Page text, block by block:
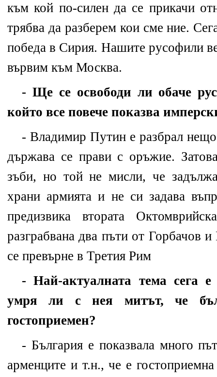
към кой по-силен да се прикачи
трябва да разберем кои сме ние.
победа в Сирия. Нашите русофили
вървим към Москва.
- Ще се освободи ли обаче
който все повече показва
- Владимир Путин е разбрал
държава се прави с оръжие.
зъби, но той не мисли, че
храни армията и не си задава
предизвика втората
разграбвана два пъти от Горбачов
се превърне в Третия Рим
- Най-актуалната тема сега
умря ли с нея митът, че
гостоприемен?
- България е показвала много
арменците и т.н., че е